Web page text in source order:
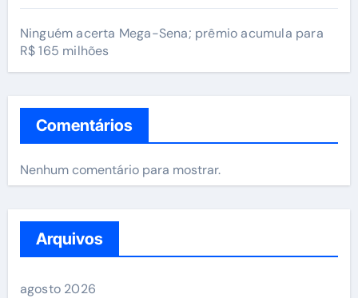
Ninguém acerta Mega-Sena; prêmio acumula para
R$ 165 milhões
Comentários
Nenhum comentário para mostrar.
Arquivos
agosto 2026